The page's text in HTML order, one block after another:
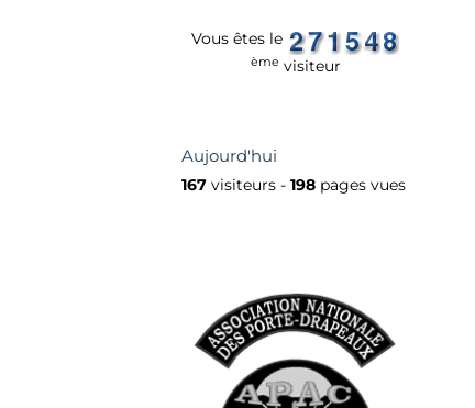
Vous êtes le
ème visiteur
Aujourd'hui
167 visiteurs -198 pages vues